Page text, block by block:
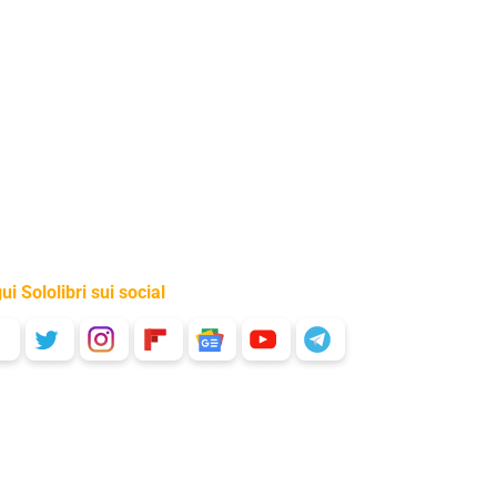
Sololibri sui social